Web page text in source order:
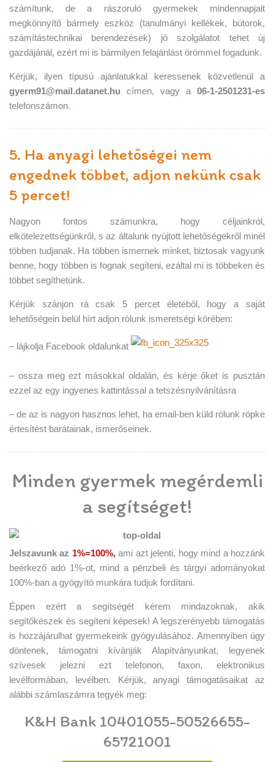
számítunk, de a rászoruló gyermekek mindennapjait
megkönnyítő bármely eszköz (tanulmányi kellékek, bútorok,
számítástechnikai berendezések) jó szolgálatot tehet új
gazdájánál, ezért mi is bármilyen felajánlást örömmel fogadunk.
Kérjük, ilyen típusú ajánlatukkal keressenek közvetlenül a
gyerm91@mail.datanet.hu címen, vagy a 06-1-2501231-es
telefonszámon.
5. Ha anyagi lehetőségei nem
engednek többet, adjon nekünk csak
5 percet!
Nagyon fontos számunkra, hogy céljainkról,
elkötelezettségünkről, s az általunk nyújtott lehetőségekről minél
többen tudjanak. Ha többen ismernek minket, biztosak vagyunk
benne, hogy többen is fognak segíteni, ezáltal mi is többeken és
többet segíthetünk.
Kérjük szánjon rá csak 5 percet életéből, hogy a saját
lehetőségein belül hírt adjon rólunk ismeretségi körében:
– lájkolja Facebook oldalunkat
– ossza meg ezt másokkal oldalán, és kérje őket is pusztán
ezzel az egy ingyenes kattintással a tetszésnyilvánításra
– de az is nagyon hasznos lehet, ha email-ben küld rólunk röpke
értesítést barátainak, ismerőseinek.
Minden gyermek megérdemli
a segítséget!
Jelszavunk az 1%=100%,ami azt jelenti, hogy mind a hozzánk
beérkező adó 1%-ot, mind a pénzbeli és tárgyi adományokat
100%-ban a gyógyító munkára tudjuk fordítani.
Éppen ezért a segítségét kérem mindazoknak, akik
segítőkészek és segíteni képesek! A legszerényebb támogatás
is hozzájárulhat gyermekeink gyógyulásához. Amennyiben úgy
döntenek, támogatni kívánják Alapítványunkat, legyenek
szívesek jelezni ezt telefonon, faxon, elektronikus
levélformában, levélben. Kérjük, anyagi támogatásaikat az
alábbi számlaszámra tegyék meg:
K&H Bank 10401055-50526655-
65721001